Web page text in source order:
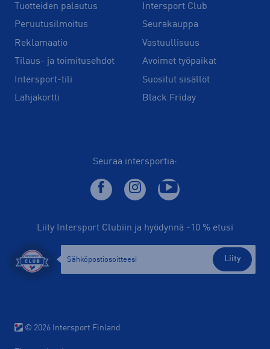
Tuotteiden palautus
Peruutusilmoitus
Reklamaatio
Tilaus- ja toimitusehdot
Intersport-tili
Lahjakortti
Intersport Club
Seurakauppa
Vastuullisuus
Avoimet työpaikat
Suositut sisällöt
Black Friday
Seuraa intersportia:
Liity Intersport Clubiin ja hyödynnä -10 % etusi
Liity
© 2026 Intersport Finland